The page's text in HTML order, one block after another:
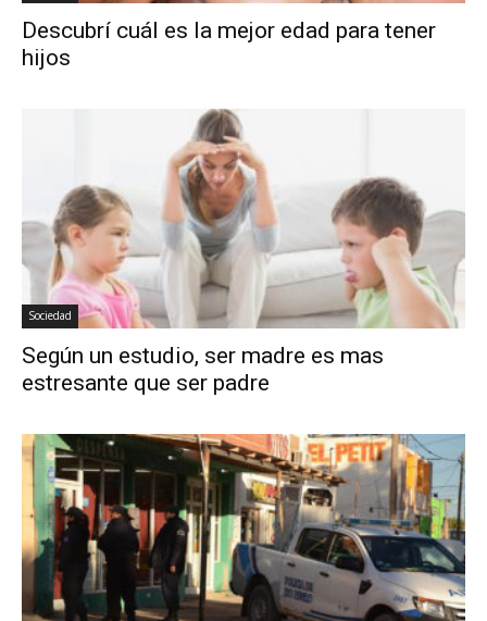
Descubrí cuál es la mejor edad para tener
hijos
Sociedad
Según un estudio, ser madre es mas
estresante que ser padre